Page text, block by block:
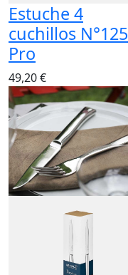
Estuche 4
cuchillos N°125
Pro
49,20 €